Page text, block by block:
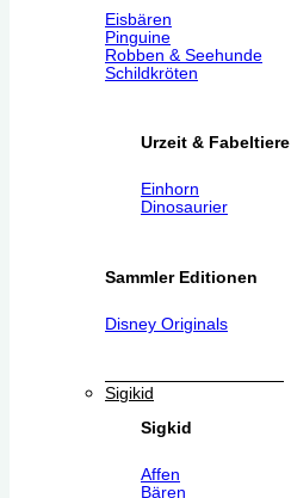
Eisbären
Pinguine
Robben & Seehunde
Schildkröten
Urzeit & Fabeltiere
Einhorn
Dinosaurier
Sammler Editionen
Disney Originals
Sigikid
Sigkid
Affen
Bären